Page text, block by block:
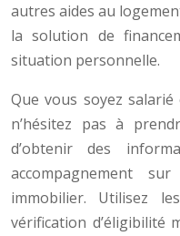
autres aides au
la solution de
situation personnelle.
Que vous soyez
n’hésitez pas à
d’obtenir des
accompagnement
immobilier. Utilisez
vérification d’éligibilité